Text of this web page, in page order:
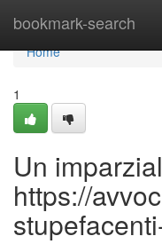
bookmark-search
Home
Home
1
Un
https://